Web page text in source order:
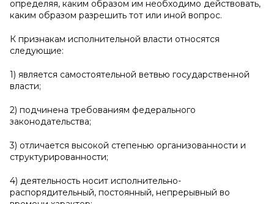
определяя, каким образом им необходимо действовать,
каким образом разрешить тот или иной вопрос.
К признакам исполнительной власти относятся
следующие:
1) является самостоятельной ветвью государственной
власти;
2) подчинена требованиям федерального
законодательства;
3) отличается высокой степенью организованности и
структурированности;
4) деятельность носит исполнительно-
распорядительный, постоянный, непрерывный во